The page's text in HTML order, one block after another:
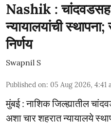
Nashik : चांदवडसह
न्यायालयांची
निर्णय
Swapnil S
Published on: 05 Aug 2026, 4:41
मुंबई : नाशिक जिल्ह्यातील
अशा चार शहरात न्यायालये